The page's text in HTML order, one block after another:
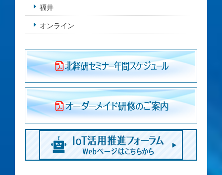
福井
オンライン